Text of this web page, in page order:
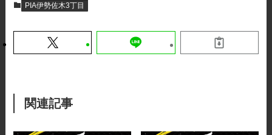
PIA伊勢佐木3丁目
関連記事